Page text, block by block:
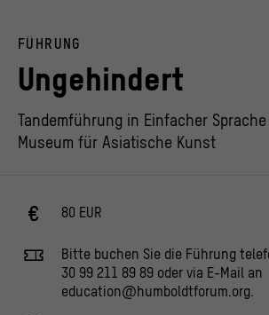
FÜHRUNG
Ungehindert
Tandemführung in Einfacher
Museum für Asiatische Kunst
80 EUR
Bitte buchen Sie die Führung
30 99 211 89 89 oder via E-Mail an
education@humboldtforum.org.